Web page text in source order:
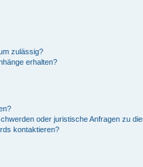
zulässig?
erhalten?
oder juristische Anfragen zu
kontaktieren?